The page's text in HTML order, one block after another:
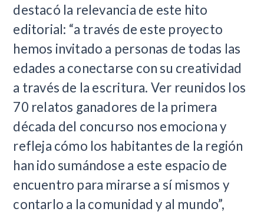
destacó la relevancia de este hito
editorial: “a través de este proyecto
hemos invitado a personas de todas las
edades a conectarse con su creatividad
a través de la escritura. Ver reunidos los
70 relatos ganadores de la primera
década del concurso nos emociona y
refleja cómo los habitantes de la región
han ido sumándose a este espacio de
encuentro para mirarse a sí mismos y
contarlo a la comunidad y al mundo”,